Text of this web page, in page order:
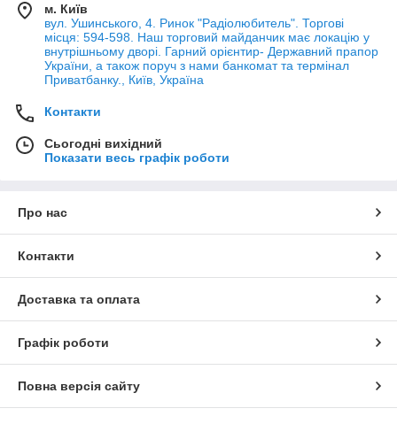
м. Київ
вул. Ушинського, 4. Ринок "Радіолюбитель". Торгові
місця: 594-598. Наш торговий майданчик має локацію у
внутрішньому дворі. Гарний орієнтир- Державний прапор
України, а також поруч з нами банкомат та термінал
Приватбанку., Київ, Україна
Контакти
Сьогодні вихідний
Показати весь графік роботи
Про нас
Контакти
Доставка та оплата
Графік роботи
Повна версія сайту